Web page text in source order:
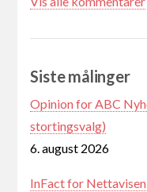
Siste målinger
Opinion for ABC
stortingsvalg)
6. august 2026
InFact for